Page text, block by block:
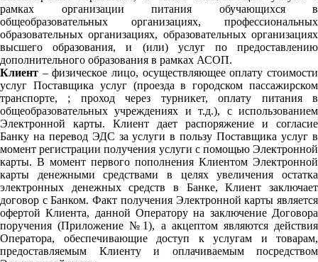
рамках организации питания обучающихся в
общеобразовательных организациях, профессиональных
образовательных организациях, образовательных организациях
высшего образования, и (или) услуг по предоставлению
дополнительного образования в рамках АСОП.
Клиент – физическое лицо, осуществляющее оплату стоимости
услуг Поставщика услуг (проезда в городском пассажирском
транспорте, ; проход через турникет, оплату питания в
общеобразовательных учреждениях и т.д.), с использованием
Электронной карты. Клиент дает распоряжение и согласие
Банку на перевод ЭДС за услуги в пользу Поставщика услуг в
момент регистрации получения услуги с помощью Электронной
карты. В момент первого пополнения Клиентом Электронной
карты денежными средствами в целях увеличения остатка
электронных денежных средств в Банке, Клиент заключает
договор с Банком. Факт получения Электронной карты является
офертой Клиента, данной Оператору на заключение Договора
поручения (Приложение №1), а акцептом являются действия
Оператора, обеспечивающие доступ к услугам и товарам,
предоставляемым Клиенту и оплачиваемым посредством